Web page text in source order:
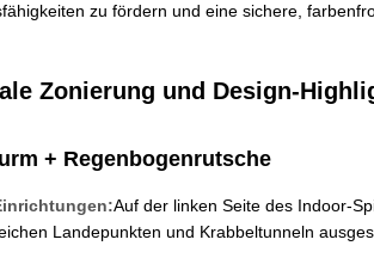
zu fördern und eine sichere,
Zonierung und Design-
+ Regenbogenrutsche
Auf der linken Seite des Indoor-
Landepunkten und Krabbeltunneln